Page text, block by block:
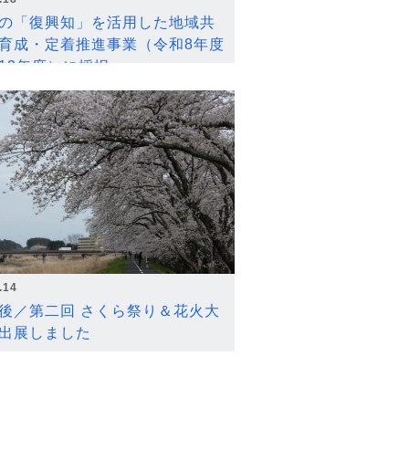
「復興知」を活用した地域共
成・定着推進事業（令和8年度
年度）に採択
／第二回 さくら祭り＆花火大
展しました